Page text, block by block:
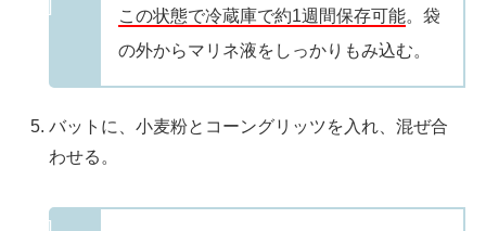
この状態で冷蔵庫で約1週間保存可能。袋
の外からマリネ液をしっかりもみ込む。
バットに、小麦粉とコーングリッツを入れ、混ぜ合
わせる。